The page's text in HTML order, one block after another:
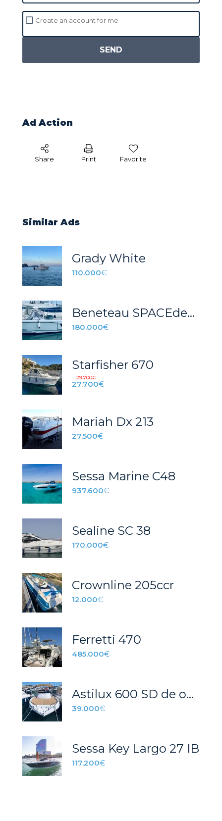
Create an account for me
SEND
Ad Action
Share Print Favorite
Similar Ads
Grady White
110.000€
Beneteau SPACEdeck
180.000€
Starfisher 670
29.700€
27.700€
Mariah Dx 213
27.500€
Sessa Marine C48
937.600€
Sealine SC 38
170.000€
Crownline 205ccr
12.000€
Ferretti 470
485.000€
Astilux 600 SD de ocasión
39.000€
Sessa Key Largo 27 IB
117.200€